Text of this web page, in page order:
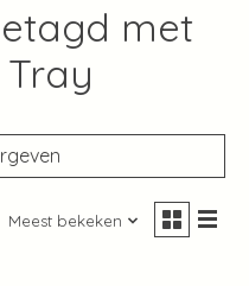
met
Meest bekeken